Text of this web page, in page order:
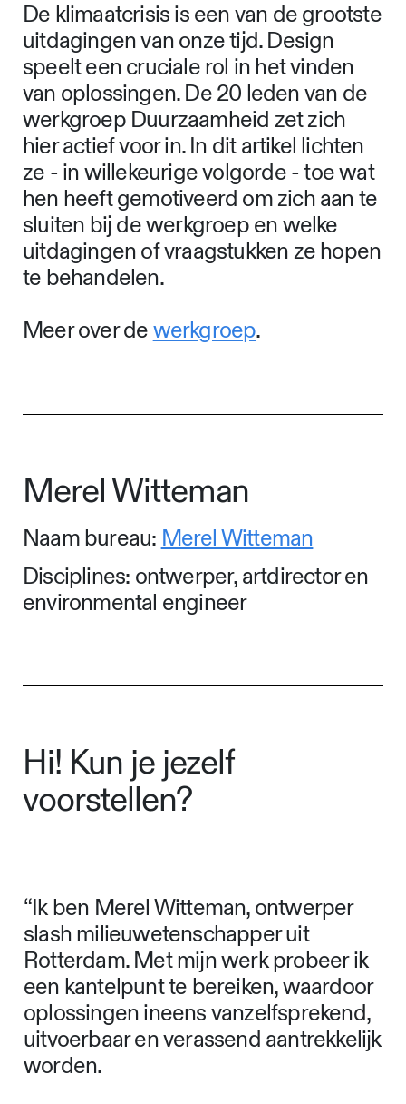
De klimaatcrisis is een van de grootste
uitdagingen van onze tijd. Design
speelt een cruciale rol in het vinden
van oplossingen. De 20 leden van de
werkgroep Duurzaamheid zet zich
hier actief voor in. In dit artikel lichten
ze - in willekeurige volgorde - toe wat
hen heeft gemotiveerd om zich aan te
sluiten bij de werkgroep en welke
uitdagingen of vraagstukken ze hopen
te behandelen.
Meer over dewerkgroep.
Merel Witteman
Naam bureau: Merel Witteman
Disciplines: ontwerper, artdirector en
environmental engineer
Hi! Kun je jezelf
voorstellen?
“Ik ben Merel Witteman, ontwerper
slash milieuwetenschapper uit
Rotterdam. Met mijn werk probeer ik
een kantelpunt te bereiken, waardoor
oplossingen ineens vanzelfsprekend,
uitvoerbaar en verassend aantrekkelijk
worden.